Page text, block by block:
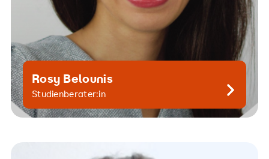
Rosy Belounis
Studienberater:in Kontaktiere mich gern